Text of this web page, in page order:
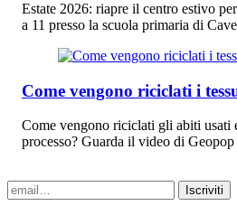
Estate 2026: riapre il centro estivo
a 11 presso la scuola primaria di
Come vengono riciclati i
Come vengono riciclati gli abiti usati
processo? Guarda il video di Geopop